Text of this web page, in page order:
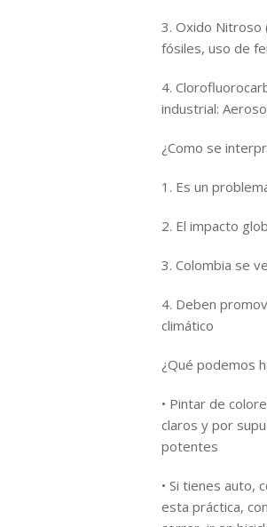
3. Oxido Nitroso
fósiles, uso de
4.
industrial:
¿Como se
1. Es un
2. El impacto
3. Colombia se
4. Deben
climático
¿Qué podemos
• Pintar de
claros y por
potentes
• Si tienes auto,
esta práctica,